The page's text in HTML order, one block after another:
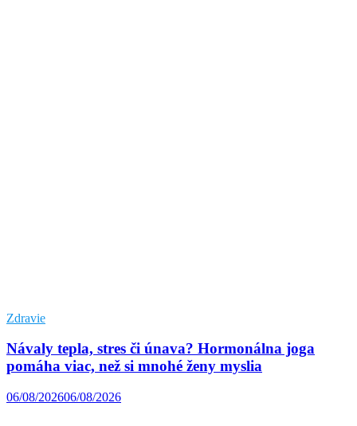
Zdravie
Návaly tepla, stres či únava? Hormonálna joga
pomáha viac, než si mnohé ženy myslia
06/08/202606/08/2026